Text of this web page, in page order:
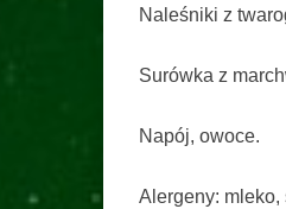
Naleśniki z
Surówka z
Napój, owoce.
Alergeny: mleko,